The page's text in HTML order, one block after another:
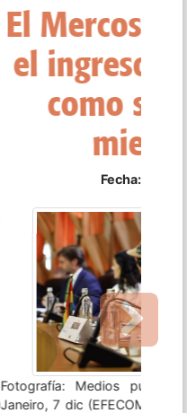
oficializa
Bolivia
08 Diciembre 2023
- Uruguay Río de
se convirtió este
Next